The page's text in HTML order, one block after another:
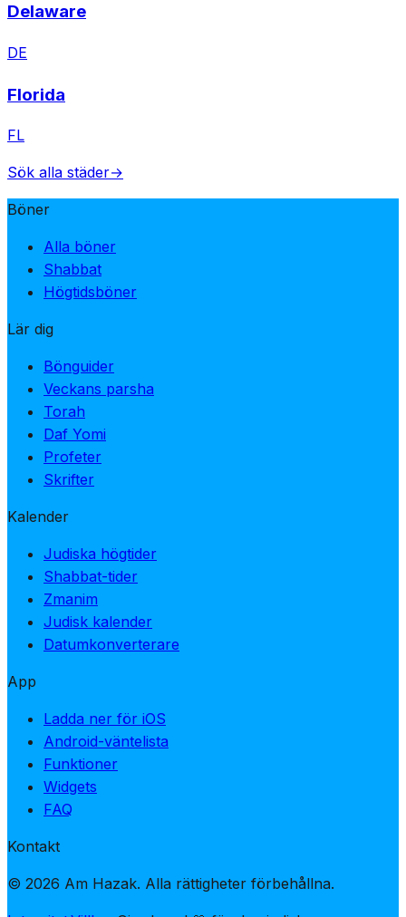
Delaware
DE
Florida
FL
Sök alla städer→
Böner
Alla böner
Shabbat
Högtidsböner
Lär dig
Bönguider
Veckans parsha
Torah
Daf Yomi
Profeter
Skrifter
Kalender
Judiska högtider
Shabbat-tider
Zmanim
Judisk kalender
Datumkonverterare
App
Ladda ner för iOS
Android-väntelista
Funktioner
Widgets
FAQ
Kontakt
© 2026 Am Hazak. Alla rättigheter förbehållna.